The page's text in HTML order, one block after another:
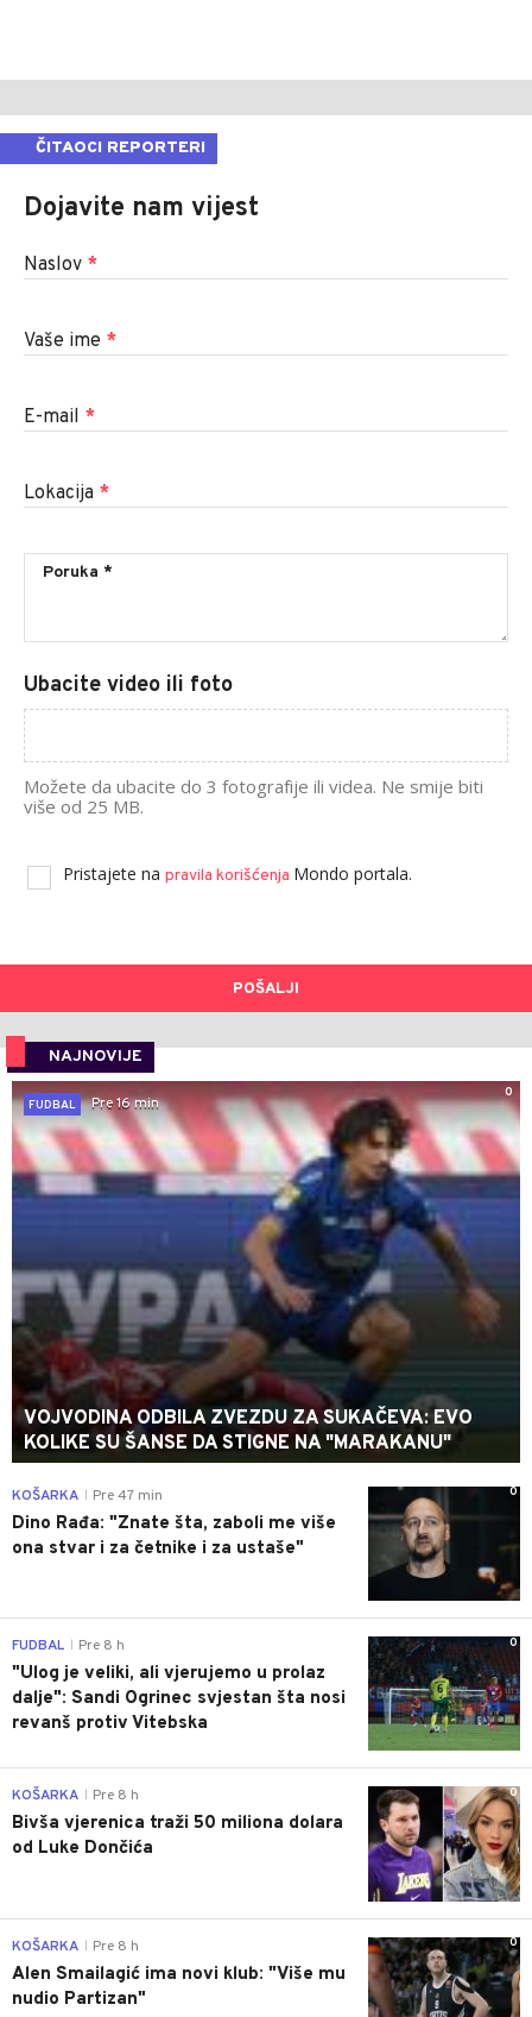
ČITAOCI REPORTERI
Dojavite nam vijest
Naslov *
Vaše ime *
E-mail *
Lokacija *
Ubacite video ili foto
Možete da ubacite do 3 fotografije ili videa. Ne smije biti
više od 25 MB.
Pristajete na pravila korišćenja Mondo portala.
POŠALJI
NAJNOVIJE
0
FUDBAL
Pre 16 min
VOJVODINA ODBILA ZVEZDU ZA SUKAČEVA: EVO
KOLIKE SU ŠANSE DA STIGNE NA "MARAKANU"
0
KOŠARKA Pre 47 min
Dino Rađa: "Znate šta, zaboli me više
ona stvar i za četnike i za ustaše"
0
FUDBAL Pre 8 h
"Ulog je veliki, ali vjerujemo u prolaz
dalje": Sandi Ogrinec svjestan šta nosi
revanš protiv Vitebska
0
KOŠARKA Pre 8 h
Bivša vjerenica traži 50 miliona dolara
od Luke Dončića
0
KOŠARKA Pre 8 h
Alen Smailagić ima novi klub: "Više mu
nudio Partizan"